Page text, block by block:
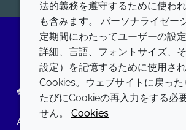
LinkedIn
会社
Annual Report
LEGAL
法的義務を遵守するために使わ
も含みます。 パーソナライゼー
定期間にわたってユーザーの設
詳細、言語、フォントサイズ、
設定）を記憶するために使用さ
Cookies。ウェブサイトに戻った
たびにCookieの再入力をする必
せん。 Cookies